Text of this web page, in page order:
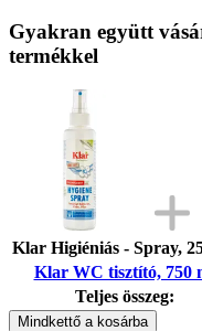
Gyakran együtt
termékkel
Klar Higiéniás - Spray,
Klar WC tisztító, 750
Teljes összeg:
Mindkettő a kosárba